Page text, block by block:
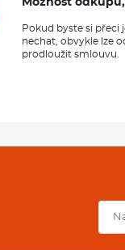
Možnost
Pokud byste si přeci
nechat, obvykle lze
prodloužit smlouvu.